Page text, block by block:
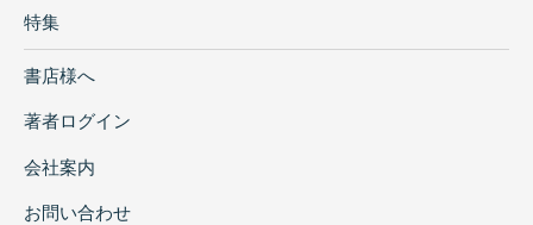
特集
書店様へ
著者ログイン
会社案内
お問い合わせ